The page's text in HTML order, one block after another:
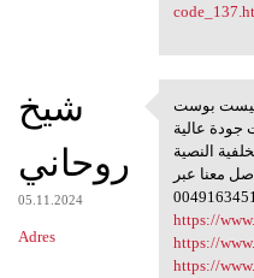
شيخ
روحاني
05.11.2024
Adres
بوست
جيست بوست
النصية
معنا عبر
https://
https://
https://